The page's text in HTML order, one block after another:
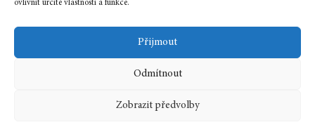
ovlivnit určité vlastnosti a funkce.
Přijmout
Odmítnout
Zobrazit předvolby